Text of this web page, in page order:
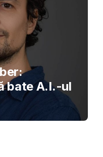
bate A.I.-ul